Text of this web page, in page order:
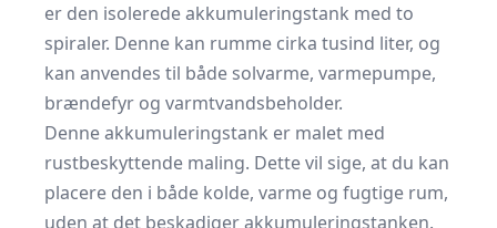
er den isolerede akkumuleringstank med to
spiraler. Denne kan rumme cirka tusind liter, og
kan anvendes til både solvarme, varmepumpe,
brændefyr og varmtvandsbeholder.
Denne akkumuleringstank er malet med
rustbeskyttende maling. Dette vil sige, at du kan
placere den i både kolde, varme og fugtige rum,
uden at det beskadiger akkumuleringstanken.